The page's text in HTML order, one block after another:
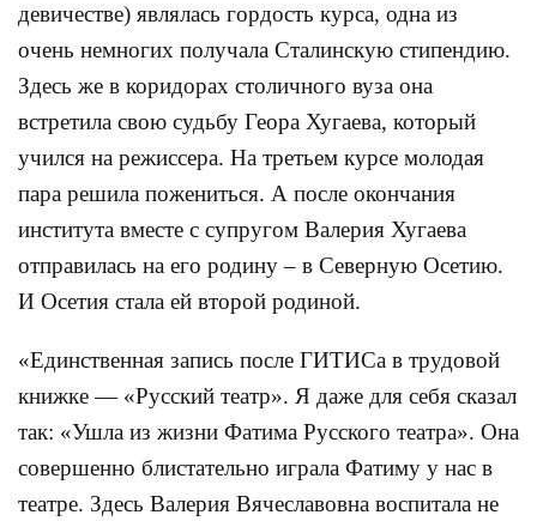
девичестве) являлась гордость курса, одна из
очень немногих получала Сталинскую стипендию.
Здесь же в коридорах столичного вуза она
встретила свою судьбу Геора Хугаева, который
учился на режиссера. На третьем курсе молодая
пара решила пожениться. А после окончания
института вместе с супругом Валерия Хугаева
отправилась на его родину – в Северную Осетию.
И Осетия стала ей второй родиной.
«Единственная запись после ГИТИСа в трудовой
книжке — «Русский театр». Я даже для себя сказал
так: «Ушла из жизни Фатима Русского театра». Она
совершенно блистательно играла Фатиму у нас в
театре. Здесь Валерия Вячеславовна воспитала не